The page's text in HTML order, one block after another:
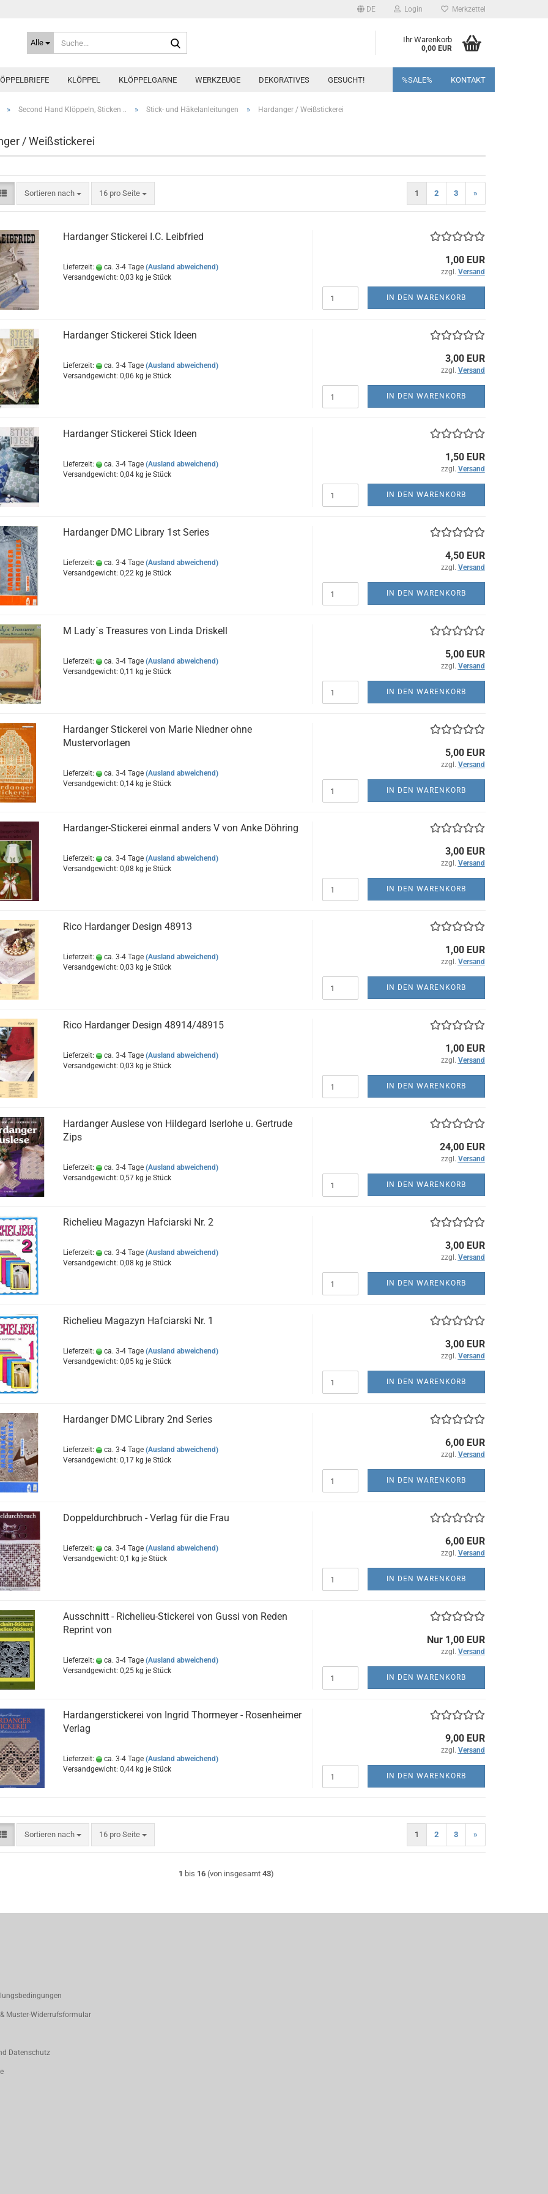
DE Login Merkzettel
Alle Ihr Warenkorb
0,00 EUR
KLÖPPEL KLÖPPELGARNE WERKZEUGE DEKORATIVES GESUCHT! %SALE% KONTAKT
» Second Hand Klöppeln, Sticken .. » Stick- und Häkelanleitungen » Hardanger / Weißstickerei
/ Weißstickerei
Sortieren nach
Sortieren nach 16 pro Seite
pro Seite 1 2 3 »
Hardanger Stickerei I.C. Leibfried
Lieferzeit: ca. 3-4 Tage (Ausland abweichend)
Versandgewicht: 0,03 kg je Stück
1,00 EUR
zzgl. Versand
IN DEN WARENKORB
Hardanger Stickerei Stick Ideen
Lieferzeit: ca. 3-4 Tage (Ausland abweichend)
Versandgewicht: 0,06 kg je Stück
3,00 EUR
zzgl. Versand
IN DEN WARENKORB
Hardanger Stickerei Stick Ideen
Lieferzeit: ca. 3-4 Tage (Ausland abweichend)
Versandgewicht: 0,04kg je Stück
1,50 EUR
zzgl. Versand
IN DEN WARENKORB
Hardanger DMC Library 1st Series
Lieferzeit: ca. 3-4 Tage (Ausland abweichend)
Versandgewicht: 0,22kg je Stück
4,50 EUR
zzgl. Versand
IN DEN WARENKORB
M Lady´s Treasures von Linda Driskell
Lieferzeit: ca. 3-4 Tage (Ausland abweichend)
Versandgewicht: 0,11 kg je Stück
5,00 EUR
zzgl. Versand
IN DEN WARENKORB
Hardanger Stickerei von Marie Niedner ohne
Mustervorlagen
Lieferzeit: ca. 3-4 Tage (Ausland abweichend)
Versandgewicht: 0,14kg je Stück
5,00 EUR
zzgl. Versand
IN DEN WARENKORB
Hardanger-Stickerei einmal anders V von Anke Döhring
Lieferzeit: ca. 3-4 Tage (Ausland abweichend)
Versandgewicht: 0,08 kg je Stück
3,00 EUR
zzgl. Versand
IN DEN WARENKORB
Rico Hardanger Design 48913
Lieferzeit: ca. 3-4 Tage (Ausland abweichend)
Versandgewicht: 0,03 kg je Stück
1,00 EUR
zzgl. Versand
IN DEN WARENKORB
Rico Hardanger Design 48914/48915
Lieferzeit: ca. 3-4 Tage (Ausland abweichend)
Versandgewicht: 0,03 kg je Stück
1,00 EUR
zzgl. Versand
IN DEN WARENKORB
Hardanger Auslese von Hildegard Iserlohe u. Gertrude
Zips
Lieferzeit: ca. 3-4 Tage (Ausland abweichend)
Versandgewicht: 0,57kg je Stück
24,00 EUR
zzgl. Versand
IN DEN WARENKORB
Richelieu Magazyn Hafciarski Nr. 2
Lieferzeit: ca. 3-4 Tage (Ausland abweichend)
Versandgewicht: 0,08 kg je Stück
3,00 EUR
zzgl. Versand
IN DEN WARENKORB
Richelieu Magazyn Hafciarski Nr. 1
Lieferzeit: ca. 3-4 Tage (Ausland abweichend)
Versandgewicht: 0,05kg je Stück
3,00 EUR
zzgl. Versand
IN DEN WARENKORB
Hardanger DMC Library 2nd Series
Lieferzeit: ca. 3-4 Tage (Ausland abweichend)
Versandgewicht: 0,17kg je Stück
6,00 EUR
zzgl. Versand
IN DEN WARENKORB
Doppeldurchbruch - Verlag für die Frau
Lieferzeit: ca. 3-4 Tage (Ausland abweichend)
Versandgewicht: 0,1 kg je Stück
6,00 EUR
zzgl. Versand
IN DEN WARENKORB
Ausschnitt - Richelieu-Stickerei von Gussi von Reden
Reprint von
Lieferzeit: ca. 3-4 Tage (Ausland abweichend)
Versandgewicht: 0,25kg je Stück
Nur 1,00 EUR
zzgl. Versand
IN DEN WARENKORB
Hardangerstickerei von Ingrid Thormeyer - Rosenheimer
Verlag
Lieferzeit: ca. 3-4 Tage (Ausland abweichend)
Versandgewicht: 0,44kg je Stück
9,00 EUR
zzgl. Versand
IN DEN WARENKORB
Sortieren nach
Sortieren nach 16 pro Seite
pro Seite 1 2 3 »
1 bis 16 (von insgesamt43)
Muster-Widerrufsformular
Datenschutz